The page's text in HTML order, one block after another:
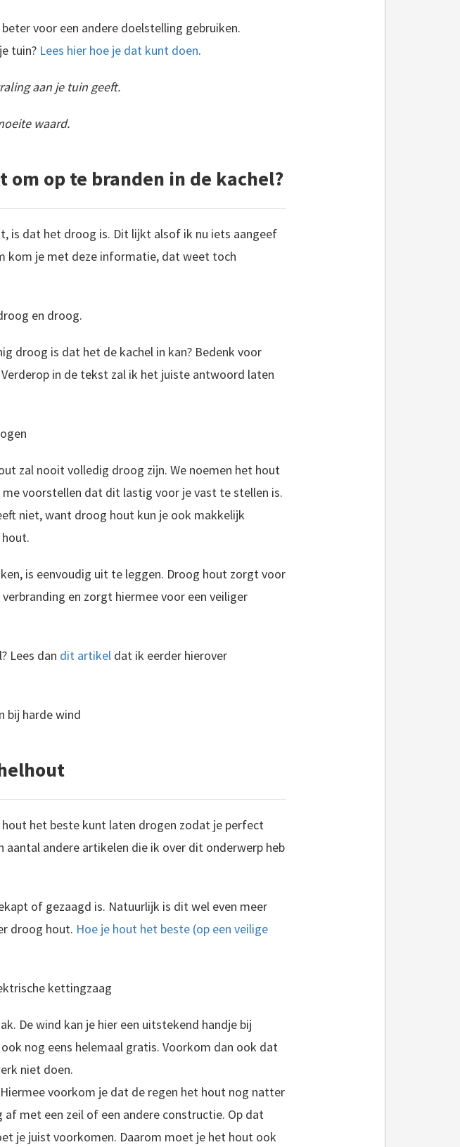
voor een andere doelstelling gebruiken.
tuin? Lees hier hoe je dat kunt doen.
aan je tuin geeft.
waard.
om op te branden in de kachel?
is dat het droog is. Dit lijkt alsof ik nu iets aangeef
kom je met deze informatie, dat weet toch
en droog.
droog is dat het de kachel in kan? Bedenk voor
in de tekst zal ik het juiste antwoord laten
zal nooit volledig droog zijn. We noemen het hout
voorstellen dat dit lastig voor je vast te stellen is.
niet, want droog hout kun je ook makkelijk
is eenvoudig uit te leggen. Droog hout zorgt voor
en zorgt hiermee voor een veiliger
Lees dan dit artikel dat ik eerder hierover
het beste kunt laten drogen zodat je perfect
andere artikelen die ik over dit onderwerp heb
of gezaagd is. Natuurlijk is dit wel even meer
droog hout. Hoe je hout het beste (op een veilige
De wind kan je hier een uitstekend handje bij
nog eens helemaal gratis. Voorkom dan ook dat
niet doen.
voorkom je dat de regen het hout nog natter
met een zeil of een andere constructie. Op dat
je juist voorkomen. Daarom moet je het hout ook